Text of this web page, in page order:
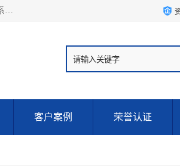
江西鑫通机械制造有限公司主营产品：履带装载机（扒渣机）系列、凿岩台车系列、湿喷台车系列、采矿台车系列、锚杆钻机系列、梭式矿车系列、电机车系列、砼搅拌运输车系列及后配套系列。公司在不断提升自身技术研发能力的同时引进德国、瑞典等国外先进技术和工艺，广泛征询用户意见，扬长避短，日趋完善和成熟，赢得了广大用户的青睐。
客户案例 荣誉认证